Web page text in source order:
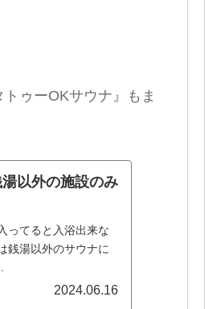
ゥーOKサウナ』もま
以外の施設のみ
ってると入浴出来な
銭湯以外のサウナに
2024.06.16